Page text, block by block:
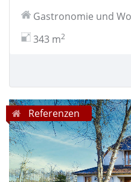
Gastronomie und
343 m2
Referenzen